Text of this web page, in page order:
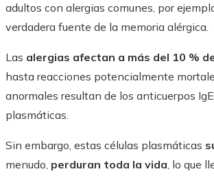
adultos con alergias comunes, por
verdadera fuente de la memoria alérgica.
Las alergias afectan a más del 10 %
hasta reacciones potencialmente
anormales resultan de los anticuerpos
plasmáticas.
Sin embargo, estas células plasmáticas
menudo, perduran toda la vida, lo que